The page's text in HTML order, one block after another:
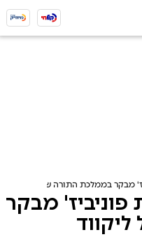
מבקר בממלכת התורה של ליקווד
פוניביז' מבקר